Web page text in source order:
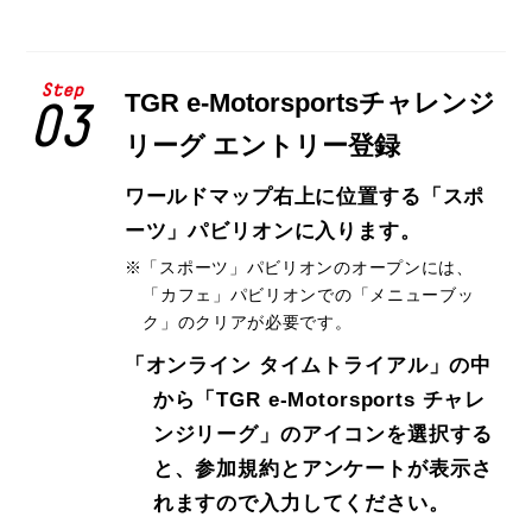
Step
03
TGR e-Motorsportsチャレンジ
リーグ エントリー登録
ワールドマップ右上に位置する「スポ
ーツ」パビリオンに入ります。
「スポーツ」パビリオンのオープンには、
「カフェ」パビリオンでの「メニューブッ
ク」のクリアが必要です。
「オンライン タイムトライアル」の中
から「TGR e-Motorsports チャレ
ンジリーグ」のアイコンを選択する
と、参加規約とアンケートが表示さ
れますので入力してください。